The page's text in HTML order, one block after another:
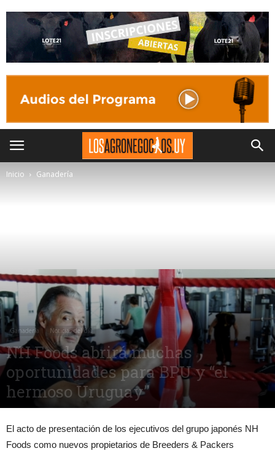
Inicio Ganadería
Ganadería Noticias del día
NH Foods abrirá muchas
oportunidades para BPU y “el
hermoso Uruguay”
2 junio, 2017 5677 0
El acto de presentación de los ejecutivos del grupo japonés NH
Foods como nuevos propietarios de Breeders & Packers